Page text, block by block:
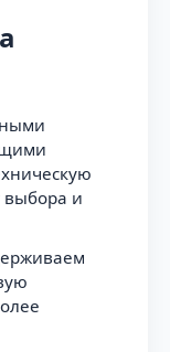
выбора и